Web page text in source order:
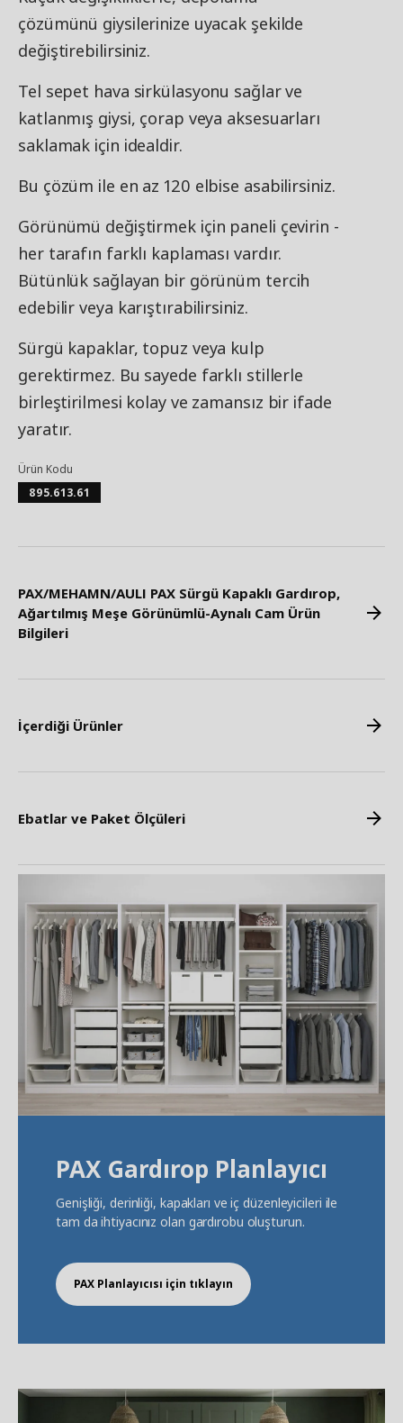
çözümünü giysilerinize uyacak şekilde
değiştirebilirsiniz.
Tel sepet hava sirkülasyonu sağlar ve
katlanmış giysi, çorap veya aksesuarları
saklamak için idealdir.
Bu çözüm ile en az 120 elbise asabilirsiniz.
Görünümü değiştirmek için paneli çevirin -
her tarafın farklı kaplaması vardır.
Bütünlük sağlayan bir görünüm tercih
edebilir veya karıştırabilirsiniz.
Sürgü kapaklar, topuz veya kulp
gerektirmez. Bu sayede farklı stillerle
birleştirilmesi kolay ve zamansız bir ifade
yaratır.
Ürün Kodu
895.613.61
PAX/MEHAMN/AULI PAX Sürgü Kapaklı Gardırop,
Ağartılmış Meşe Görünümlü-Aynalı Cam Ürün
Bilgileri
İçerdiği Ürünler
Ebatlar ve Paket Ölçüleri
PAX Gardırop Planlayıcı
Genişliği, derinliği, kapakları ve iç düzenleyicileri ile
tam da ihtiyacınız olan gardırobu oluşturun.
PAX Planlayıcısı için tıklayın